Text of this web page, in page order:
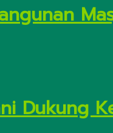
Dukung